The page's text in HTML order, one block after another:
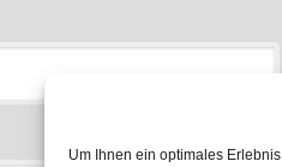
Um Ihnen ein optimales